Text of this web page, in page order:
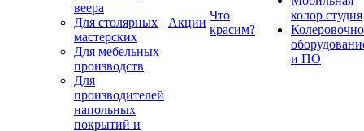
веера
Для столярных
мастерских
Для мебельных
производств
Для
производителей
напольных
покрытий и
Акции
Что
красим?
колор студия
и ПО